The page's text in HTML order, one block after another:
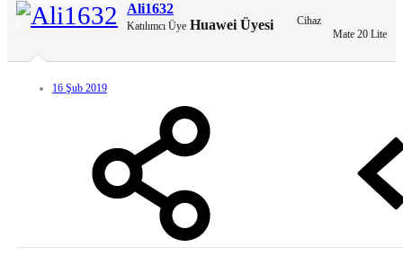
Ali1632
Katılımcı Üye Huawei Üyesi
Cihaz
Mate 20 Lite
16 Şub 2019